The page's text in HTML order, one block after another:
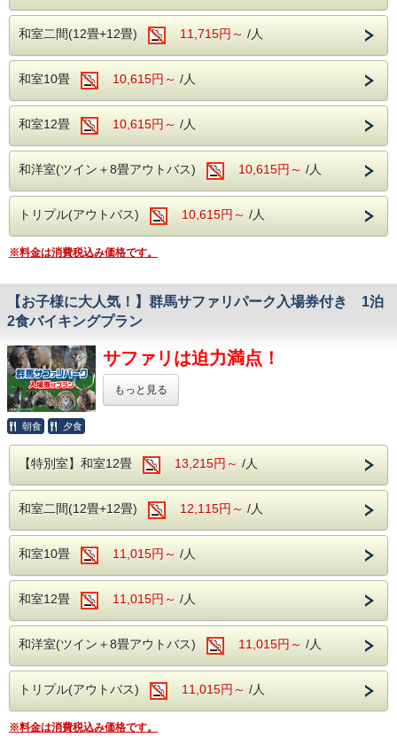
＜館内施設（無料サービス）＞
・ロビー：開けた窓より、湯檜曽の景色に
疲れを癒してください。
・全室Wifi完備：お部屋でのPC作業や動画視聴も
快適にご利用いただけます。
＜オススメ観光施設＞
当館から車で約10分
ロープウェイとリフトで上ると、
2000m級の山々を眺めながら
虹さんぽロードをのんびり歩く。
名物山グルメ・谷川岳パングラタンや
山を楽しむ出会いが待っています。
道の駅 水紀行館
当館からお車で約10分
売店横丁や清流公園でみなかみの特産、
原田農園
当館からお車で約50分
各季節ごとの果物狩りはもちろん、
ジャム作りや売店も充実している
夏はブルーベリーと桃の甘味を一緒に、
秋はりんごの甘酸っぱさを一緒に、
冬はいちごの甘酸っぱさを一緒に、
収穫した果物を分け合いながら、
仲良くわいわいお過ごしください。
特にカップルにおススメの果物狩り♪
甘味も甘酸っぱさも一緒に思い出しましょう！
【いちご狩り】
11月下旬～5月下旬
【さくらんぼ狩り】
【ブルーベリー狩り】
【もも狩り】
7月下旬～8月下旬
【りんご狩り】
★さらに昼食に和定食・スイーツ・ドリンク付き！
必ずご一読くださいませ。
下記の旨を、備考欄にてご入力をお願いいたしま
す。
1．ご利用日(チェックイン日もしくは翌日)
2．原田農園への到着時間
（昼食のご利用時間は、
す。
当館発着の送迎は行っておりません。
※各種優待券、割引プランやキャンペーンなどとの
併用は出来ません。
※予約状況により、ご希望の日時に予約が
お取り出来ない場合がございます。
※乳児の利用料金はこちらでは登録できませんの
和室二間(12畳+12畳) 11,715円～ /人
和室10畳 10,615円～ /人
和室12畳 10,615円～ /人
和洋室(ツイン＋8畳アウトバス) 10,615円～ /人
トリプル(アウトバス) 10,615円～ /人
※料金は消費税込み価格です。
【お子様に大人気！】群馬サファリパーク入場券付き 1泊
2食バイキングプラン
サファリは迫力満点！
忘れられない1日を過ごしませんか？
こちらのプランからご予約いただくと,
お得な入場券付きで入園もラクラク。
園内ではマイカーや専用バスに乗って
サファリゾーンへGO！
目の前にライオンが現れたり、
お子様のドキドキは貴重な体験！
＜絶対楽しい
ウォーキングサファリゾーン！＞
さらに大人気の
ウォーキングサファリゾーンでは…
なんと自分の手で動物に
エサやり体験ができる！
ドキドキしながら近づく体験は、
きっと忘れられない思い出に！
特にお子様には貴重な体験に
もっと見る
朝食 夕食
【特別室】和室12畳 13,215円～ /人
和室二間(12畳+12畳) 12,115円～ /人
和室10畳 11,015円～ /人
和室12畳 11,015円～ /人
和洋室(ツイン＋8畳アウトバス) 11,015円～ /人
トリプル(アウトバス) 11,015円～ /人
※料金は消費税込み価格です。